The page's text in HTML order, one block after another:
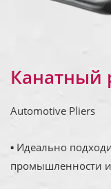
Канатный
Automotive Pliers
▪ Идеально
промышленности